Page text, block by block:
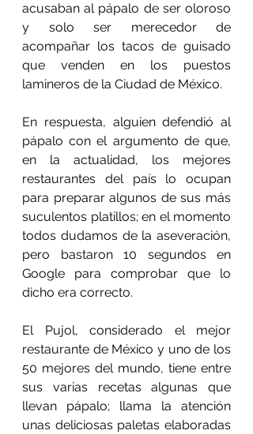
acusaban al pápalo de ser oloroso
y solo ser merecedor de
acompañar los tacos de guisado
que venden en los puestos
lamineros de la Ciudad de México.
En respuesta, alguien defendió al
pápalo con el argumento de que,
en la actualidad, los mejores
restaurantes del país lo ocupan
para preparar algunos de sus más
suculentos platillos; en el momento
todos dudamos de la aseveración,
pero bastaron 10 segundos en
Google para comprobar que lo
dicho era correcto.
El Pujol, considerado el mejor
restaurante de México y uno de los
50 mejores del mundo, tiene entre
sus varias recetas algunas que
llevan pápalo; llama la atención
unas deliciosas paletas elaboradas